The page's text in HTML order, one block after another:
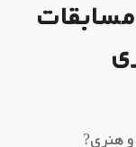
هنری?